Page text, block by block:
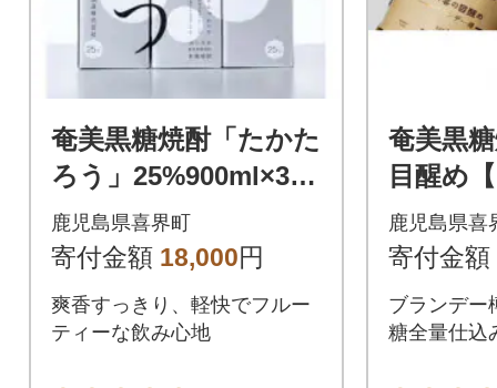
奄美黒糖焼酎「たかた
ろう」25%900ml×3本
セット【箱入】
鹿児島県喜界町
寄付金額 18,000円
爽香すっきり、軽快でフルー
ティーな飲み心地
奄美黒
目醒め
樽】」
鹿児島県喜
寄付金額
ブランデー
糖全量仕込